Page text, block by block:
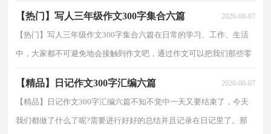
【热门】写人三年级作文300字集合六篇 2026-08-07
【热门】写人三年级作文300字集合六篇在日常的学习、工作、生活
中，大家都不可避免地会接触到作文吧，通过作文可以把我们那些零
【精品】日记作文300字汇编六篇 2026-08-07
【精品】日记作文300字汇编六篇不知不觉中一天又要结束了，今天
我们都做了什么了呢?需要进行好好的总结并且记录在日记里了。那